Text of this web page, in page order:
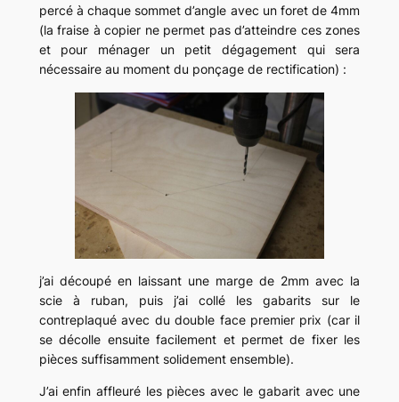
percé à chaque sommet d’angle avec un foret de 4mm
(la fraise à copier ne permet pas d’atteindre ces zones
et pour ménager un petit dégagement qui sera
nécessaire au moment du ponçage de rectification) :
j’ai découpé en laissant une marge de 2mm avec la
scie à ruban, puis j’ai collé les gabarits sur le
contreplaqué avec du double face premier prix (car il
se décolle ensuite facilement et permet de fixer les
pièces suffisamment solidement ensemble).
J’ai enfin affleuré les pièces avec le gabarit avec une